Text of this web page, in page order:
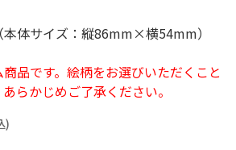
本体サイズ：縦86mm×横54mm）
品です。絵柄をお選びいただくこと
らかじめご了承ください。
)